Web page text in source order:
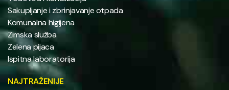
Sakupljanje i zbrinjavanje otpada
Komunalna higijena
Zimska služba
Zelena pijaca
Ispitna laboratorija
NAJTRAŽENIJE